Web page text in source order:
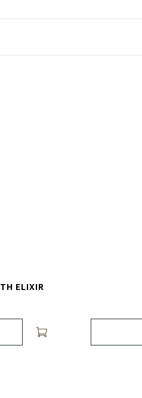
ELIXIR